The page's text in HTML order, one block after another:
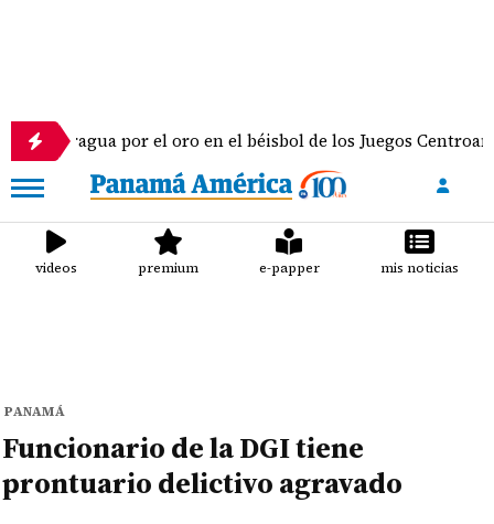
por el oro en el béisbol de los Juegos
videos premium e-papper mis noticias
PANAMÁ
Funcionario de la DGI tiene
prontuario delictivo agravado